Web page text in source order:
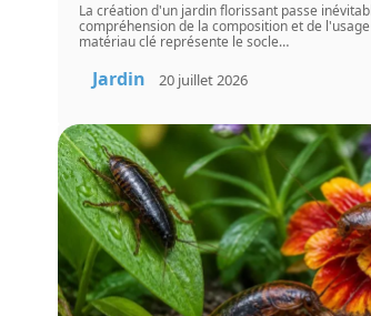
La création d'un jardin florissant passe
compréhension de la composition et de
matériau clé représente le socle…
Jardin 20 juillet 2026